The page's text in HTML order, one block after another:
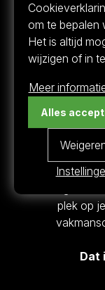
Onze tonijn
gevangen
oceaan en
plek op
Dat
om te bepalen
Het is altijd
wijzigen of in
Meer
Alles